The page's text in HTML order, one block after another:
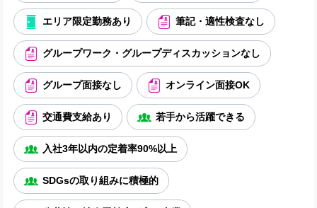
エリア限定勤務あり 筆記・適性検査なし
グループワーク・グループディスカッションなし
グループ面接なし オンライン面接OK
交通費支給あり 若手から活躍できる
入社3年以内の定着率90%以上
SDGsの取り組みに積極的